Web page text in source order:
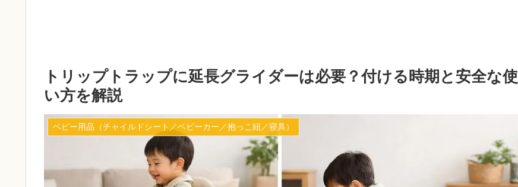
トリップトラップに延長グライダーは必要？付ける時期と安全な使
い方を解説
ベビー用品（チャイルドシート／ベビーカー／抱っこ紐／寝具）